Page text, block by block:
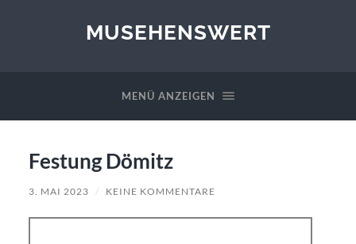
MUSEHENSWERT
MENÜ ANZEIGEN
Festung Dömitz
3. MAI 2023 / KEINE KOMMENTARE